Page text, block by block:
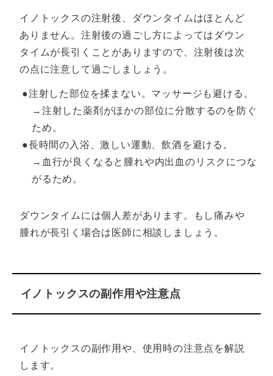
イノトックスの注射後、ダウンタイムはほとんど
ありません。注射後の過ごし方によってはダウン
タイムが長引くことがありますので、注射後は次
の点に注意して過ごしましょう。
●注射した部位を揉まない。マッサージも避ける。
→注射した薬剤がほかの部位に分散するのを防ぐ
ため。
●長時間の入浴、激しい運動、飲酒を避ける。
→血行が良くなると腫れや内出血のリスクにつな
がるため。
ダウンタイムには個人差があります。もし痛みや
腫れが長引く場合は医師に相談しましょう。
イノトックスの副作用や注意点
イノトックスの副作用や、使用時の注意点を解説
します。